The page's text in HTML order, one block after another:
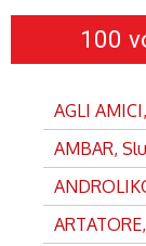
100
AGLI
AMBAR,